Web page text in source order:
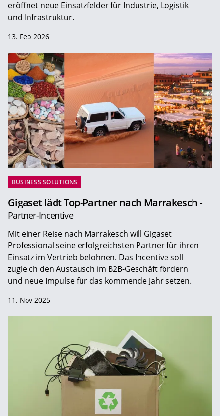
eröffnet neue Einsatzfelder für Industrie, Logistik
und Infrastruktur.
13. Feb 2026
BUSINESS SOLUTIONS
Gigaset lädt Top-Partner nach Marrakesch -
Partner-Incentive
Mit einer Reise nach Marrakesch will Gigaset
Professional seine erfolgreichsten Partner für ihren
Einsatz im Vertrieb belohnen. Das Incentive soll
zugleich den Austausch im B2B-Geschäft fördern
und neue Impulse für das kommende Jahr setzen.
11. Nov 2025